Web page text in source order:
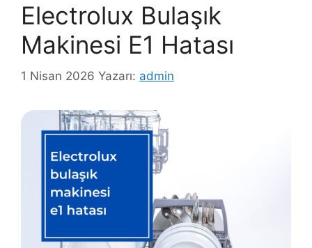
Electrolux Bulaşık
Makinesi E1 Hatası
1 Nisan 2026 Yazarı: admin